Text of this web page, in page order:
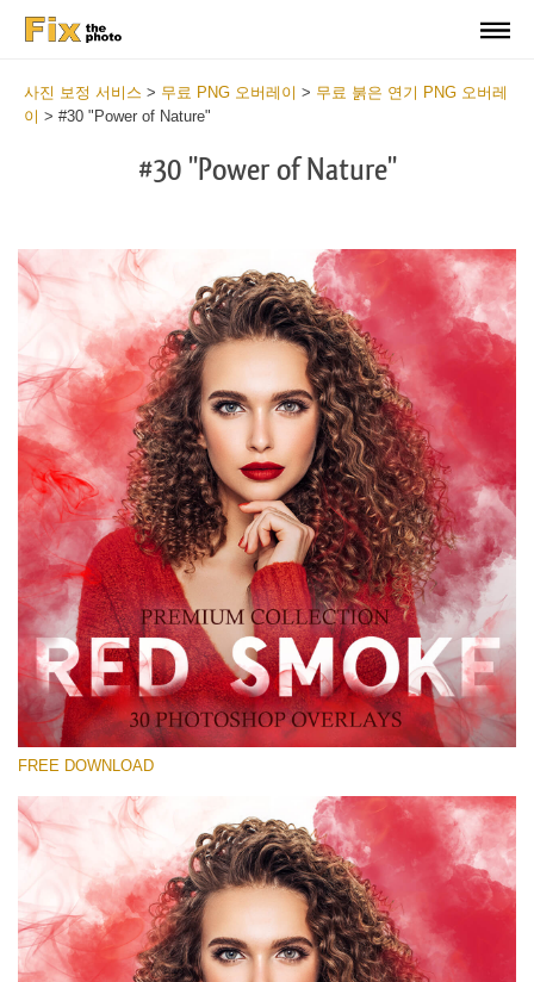
사진 보정 서비스 > 무료 PNG 오버레이 > 무료 붉은 연기 PNG 오버레
이 > #30 "Power of Nature"
#30 "Power of Nature"
선택 해주세요
Free Red Smoke Overlay #30
Small 800*533px
Red Smoke
(30 Overlays)
Sunlight Collection
(290 Overlays)
Large 6000*4000px
Entire Collection
FREE DOWNLOAD